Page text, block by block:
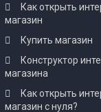
Как открыть
магазин
Купить магазин
Конструктор
магазина
Как открыть
магазин с нуля?